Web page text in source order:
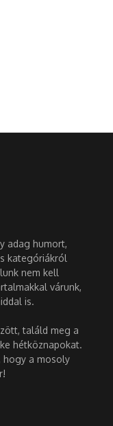
adag humort,
kategóriákról
nem kell
várunk,
is.
találd meg a
hétköznapokat.
hogy a mosoly